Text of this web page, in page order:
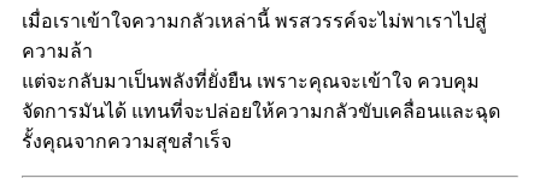
เมื่อเราเข้าใจความกลัวเหล่านี้ พรสวรรค์จะไม่พาเราไปสู่
ความล้า
แต่จะกลับมาเป็นพลังที่ยั่งยืน เพราะคุณจะเข้าใจ ควบคุม
จัดการมันได้ แทนที่จะปล่อยให้ความกลัวขับเคลื่อนและฉุด
รั้งคุณจากความสุขสำเร็จ